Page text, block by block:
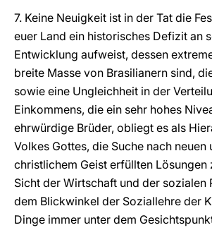
7. Keine Neuigkeit ist in der Tat die
euer Land ein historisches Defizit an
Entwicklung aufweist, dessen
breite Masse von Brasilianern sind,
sowie eine Ungleichheit in der
Einkommens, die ein sehr hohes
ehrwürdige Brüder, obliegt es als
Volkes Gottes, die Suche nach neuen
christlichem Geist erfüllten Lösungen
Sicht der Wirtschaft und der sozialen
dem Blickwinkel der Soziallehre der
Dinge immer unter dem